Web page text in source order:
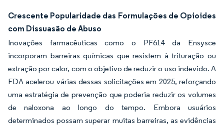
Crescente Popularidade das Formulações de Opioides
com Dissuasão de Abuso
Inovações farmacêuticas como o PF614 da Ensysce
incorporam barreiras químicas que resistem à trituração ou
extração por calor, com o objetivo de reduzir o uso indevido. A
FDA acelerou várias dessas solicitações em 2025, reforçando
uma estratégia de prevenção que poderia reduzir os volumes
de naloxona ao longo do tempo. Embora usuários
determinados possam superar muitas barreiras, as evidências